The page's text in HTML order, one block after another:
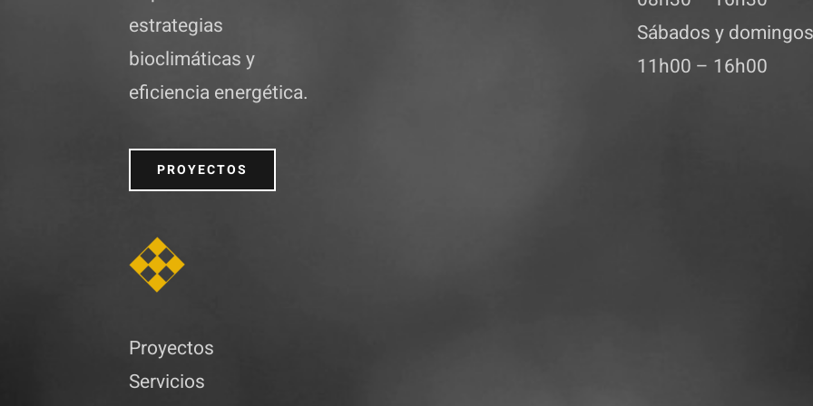
estrategias
bioclimáticas y
eficiencia energética.
PROYECTOS
Proyectos
Servicios
Sábados y domingos
11h00 – 16h00